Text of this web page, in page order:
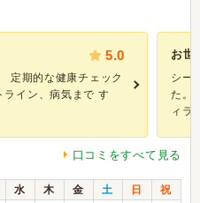
5.0
定期的な健康チェック
ライン、病気まで す
お世
シー
た。
ィラ
口コミをすべて見る
水 木 金 土 日
祝